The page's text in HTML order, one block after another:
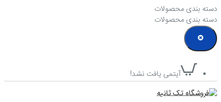
دسته بندی محصولات
دسته بندی محصولات
آیتمی یافت نشد!